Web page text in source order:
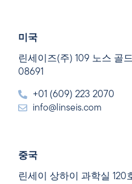
미국
린세이즈(주) 109 노스 골
08691
+01 (609) 223 2070
info@linseis.com
중국
린세이 상하이 과학실 120